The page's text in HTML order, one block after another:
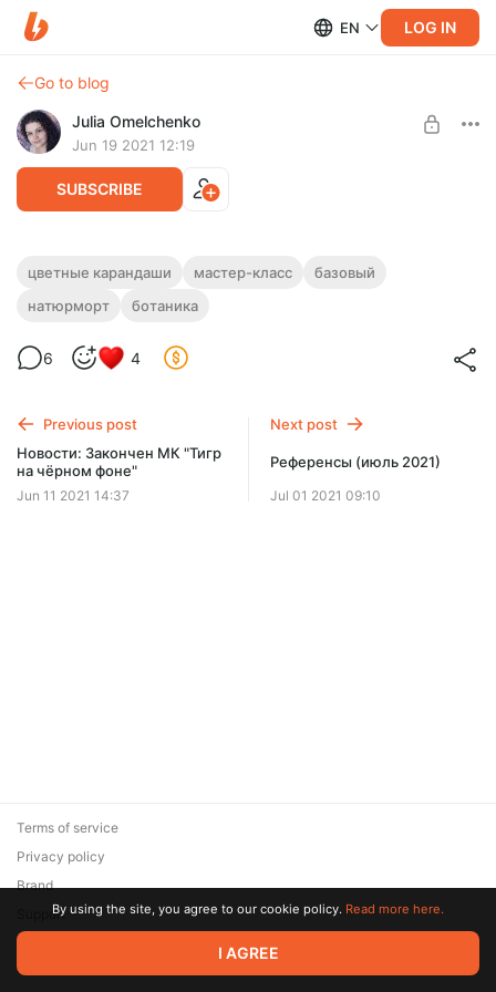
EN LOG IN
Go to blog
Julia Omelchenko
Jun 19 2021 12:19
SUBSCRIBE
МК "Веточка ежевики"
ЦВЕТНЫЕ КАРАНДАШИLevel required:
Limited (92 remaining)
цветные карандаши мастер-класс
базовый
натюрморт
ботаника
6 4
Previous post
Новости: Закончен МК "Тигр
на чёрном фоне"
Jun 11 2021 14:37
Next post
Референсы (июль 2021)
Jul 01 2021 09:10
© 2026 Zaya Solutions Limited. All rights reserved. All trademarks
are the property of their respective owners.
Terms of service
Privacy policy
Brand
SupportBy using the site, you agree to our cookie policy. Read more here.
I AGREE